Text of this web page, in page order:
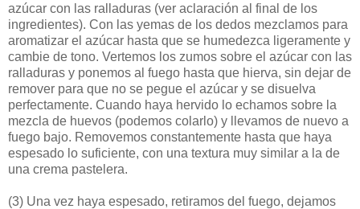
azúcar con las ralladuras (ver aclaración al final de los
ingredientes). Con las yemas de los dedos mezclamos para
aromatizar el azúcar hasta que se humedezca ligeramente y
cambie de tono. Vertemos los zumos sobre el azúcar con las
ralladuras y ponemos al fuego hasta que hierva, sin dejar de
remover para que no se pegue el azúcar y se disuelva
perfectamente. Cuando haya hervido lo echamos sobre la
mezcla de huevos (podemos colarlo) y llevamos de nuevo a
fuego bajo. Removemos constantemente hasta que haya
espesado lo suficiente, con una textura muy similar a la de
una crema pastelera.
(3) Una vez haya espesado, retiramos del fuego, dejamos